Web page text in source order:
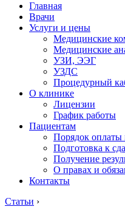
Главная
Врачи
Услуги и цены
Медицинские
Медицинские
УЗИ, ЭЭГ
УЗДС
Процедурный
О клинике
Лицензии
График работы
Пациентам
Порядок оплаты
Подготовка к
Получение
О правах и
Контакты
Статьи ›